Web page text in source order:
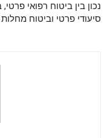
נכון בין ביטוח רפואי פרטי,
סיעודי פרטי וביטוח